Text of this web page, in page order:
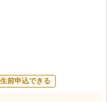
生前申込できる